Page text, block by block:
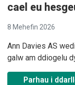
cael eu
8 Mehefin 2026
Ann Davies AS
galw am ddiogelu
Parhau i